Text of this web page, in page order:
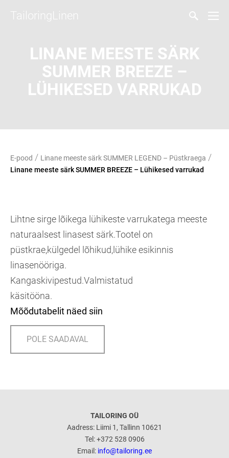
TailoringLinen
LINANE MEESTE SÄRK
SUMMER BREEZE –
LÜHIKESED VARRUKAD
E-pood / Linane meeste särk SUMMER LEGEND – Püstkraega /
Linane meeste särk SUMMER BREEZE – Lühikesed varrukad
Lihtne sirge lõikega lühikeste varrukatega meeste
naturaalsest linasest särk.Tootel on
püstkrae,külgedel lõhikud,lühike esikinnis
linasenööriga.
Kangaskivipestud.Valmistatud
käsitööna.
Mõõdutabelit näed siin
POLE SAADAVAL
TAILORING OÜ
Aadress: Liimi 1, Tallinn 10621
Tel: +372 528 0906
Email: info@tailoring.ee